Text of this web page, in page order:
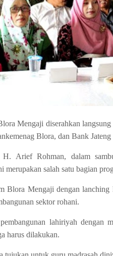
Mengaji diserahkan
Blora, dan Bank
H. Arief Rohman, dalam
merupakan salah satu bagian
Blora Mengaji dengan
sektor rohani.
lahiriyah dengan
harus dilakukan.